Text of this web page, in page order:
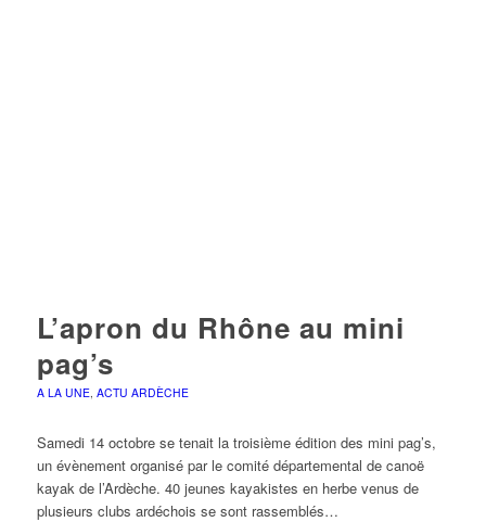
L’apron du Rhône au mini
pag’s
A LA UNE, ACTU ARDÈCHE
Samedi 14 octobre se tenait la troisième édition des mini pag’s,
un évènement organisé par le comité départemental de canoë
kayak de l’Ardèche. 40 jeunes kayakistes en herbe venus de
plusieurs clubs ardéchois se sont rassemblés…